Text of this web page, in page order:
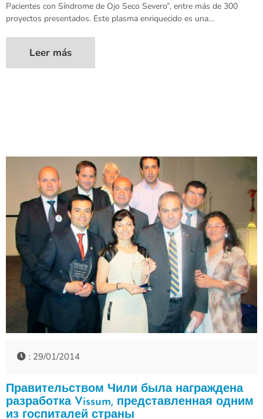
Pacientes con Síndrome de Ojo Seco Severo”, entre más de 300
proyectos presentados. Este plasma enriquecido es una…
Leer más
: 29/01/2014
Правительством Чили была награждена
разработка Vissum, представленная одним
из госпиталей страны